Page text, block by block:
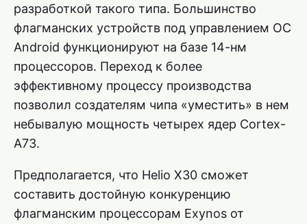
разработкой такого типа. Большинство
флагманских устройств под управлением ОС
Android функционируют на базе 14-нм
процессоров. Переход к более
эффективному процессу производства
позволил создателям чипа «уместить» в нем
небывалую мощность четырех ядер Cortex-
A73.
Предполагается, что Helio X30 сможет
составить достойную конкуренцию
флагманским процессорам Exynos от